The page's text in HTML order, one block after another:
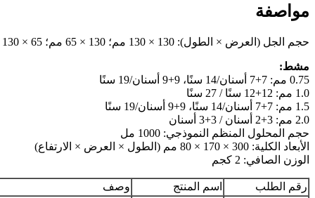
مواصفة
حجم الجل (العرض × الطول): 130 × 130 مم؛ 130 × 65 مم؛ 65 × 130 مم؛ 65 × 65 مم
مشط:
0.75 مم: 7+7 أسنان/14 سنًا، 9+9 أسنان/19 سنًا
1.0 مم: 12+12 سنًا / 27 سنًا
1.5 مم: 7+7 أسنان/14 سنًا، 9+9 أسنان/19 سنًا
2.0 مم: 3+2 أسنان / 3+3 أسنان
حجم المحلول المنظم النموذجي: 1000 مل
الأبعاد الكلية: 300 × 170 × 80 مم (الطول × العرض × الارتفاع)
الوزن الصافي: 2 كجم
رقم الطلب اسم المنتج
وصف